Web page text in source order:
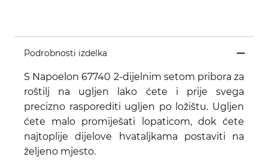
Podrobnosti izdelka
S Napoelon 67740 2-dijelnim setom pribora za
roštilj na ugljen lako ćete i prije svega
precizno rasporediti ugljen po ložištu. Ugljen
ćete malo promiješati lopaticom, dok ćete
najtoplije dijelove hvataljkama postaviti na
željeno mjesto.